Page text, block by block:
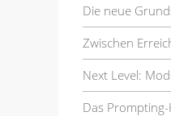
Die neue
Zwischen
Next Level:
Das